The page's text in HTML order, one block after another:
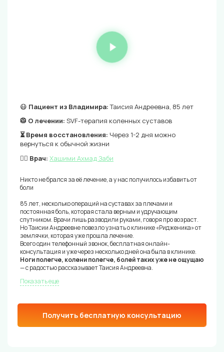
😷 Пациент из Владимира:Таисия Андреевна, 85 лет
🥼 О лечении: SVF-терапия коленных суставов
⏳ Время восстановления: Через 1-2 дня можно
вернуться к обычной жизни
👨‍⚕️ Врач: Хашими Ахмад Заби
Никто не брался за её лечение, а у нас получилось избавить от
боли
85 лет, несколько операций на суставах за плечами и
постоянная боль, которая стала верным и удручающим
спутником. Врачи лишь разводили руками, говоря про возраст.
Но Таисии Андреевне повезло узнать о клинике «Ридженика» от
землячки, которая уже прошла лечение.
Всего один телефонный звонок, бесплатная онлайн-
консультация и уже через несколько дней она была в клинике.
Ноги полегче, колени полегче, болей таких уже не ощущаю
— с радостью рассказывает Таисия Андреевна.
Показать еще
Получить бесплатную консультацию